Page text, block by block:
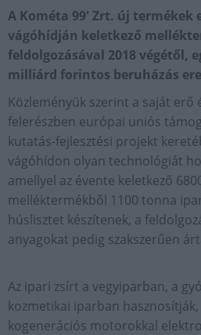
A Kométa 99' Zrt. új termékek
vágóhídján keletkező
feldolgozásával 2018 végétől,
milliárd forintos beruházás
Közleményük szerint a saját
felerészben európai uniós
kutatás-fejlesztési projekt
vágóhídon olyan technológiát
amellyel az évente keletkező
melléktermékből 1100 tonna
húslisztet készítenek, a
anyagokat pedig szakszerűen
Az ipari zsírt a vegyiparban, a
kozmetikai iparban hasznosítják,
kogenerációs motorokkal